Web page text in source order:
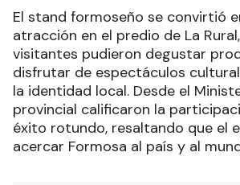
El stand formoseño se convirtió
atracción en el predio de La
visitantes pudieron degustar
disfrutar de espectáculos
la identidad local. Desde el
provincial calificaron la
éxito rotundo, resaltando que el
acercar Formosa al país y al